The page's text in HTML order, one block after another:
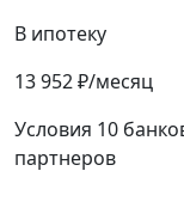
В ипотеку
13 952 ₽/месяц
Условия 10
партнеров